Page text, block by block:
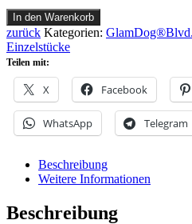
Einzelstück
Schmuckband
Lakritz
104
In den Warenkorb
zurück Kategorien:
Einzelstücke
Teilen mit:
X Facebook
WhatsApp Telegram
Beschreibung
Weitere Informationen
Beschreibung